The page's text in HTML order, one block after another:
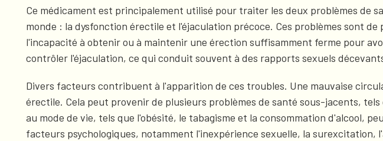
Ce médicament est principalement utilisé pour traiter les deux problèmes de
monde : la dysfonction érectile et l'éjaculation précoce. Ces problèmes sont
l'incapacité à obtenir ou à maintenir une érection suffisamment ferme pour
contrôler l'éjaculation, ce qui conduit souvent à des rapports sexuels
Divers facteurs contribuent à l'apparition de ces troubles. Une mauvaise
érectile. Cela peut provenir de plusieurs problèmes de santé sous-jacents,
au mode de vie, tels que l'obésité, le tabagisme et la consommation d'alcool,
facteurs psychologiques, notamment l'inexpérience sexuelle, la surexcitation,